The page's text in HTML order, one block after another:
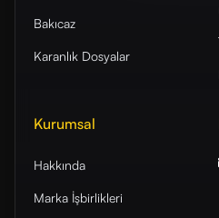
Bakıcaz
Karanlık Dosyalar
Kurumsal
Hakkında
Marka İşbirlikleri